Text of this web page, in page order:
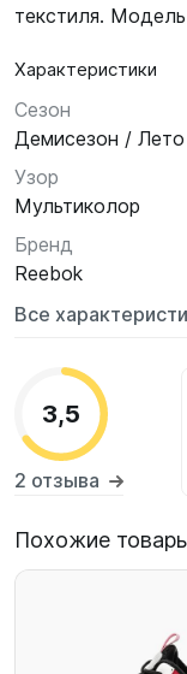
текстиля.
Характеристики
Сезон
Демисезон / Лето
Узор
Мультиколор
Бренд
Reebok
Все
3,5
2 отзыва
Похожие